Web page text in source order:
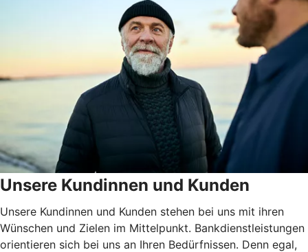
Unsere Kundinnen und Kunden
Unsere Kundinnen und Kunden stehen bei uns mit ihren
Wünschen und Zielen im Mittelpunkt. Bankdienstleistungen
orientieren sich bei uns an Ihren Bedürfnissen. Denn egal,